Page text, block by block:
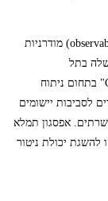
אפסגון היא חברת סטרטאפ המספקת יכולות צפייה (observability) מודרניות
שלה בתל
אביב. לאחרונה חברת גרטנר דירגה אותה כ"Cool Vendor" בתחום ניתוח
לסביבות יישומים
שרתים. אפסגון תמלא
יכולת ניטור